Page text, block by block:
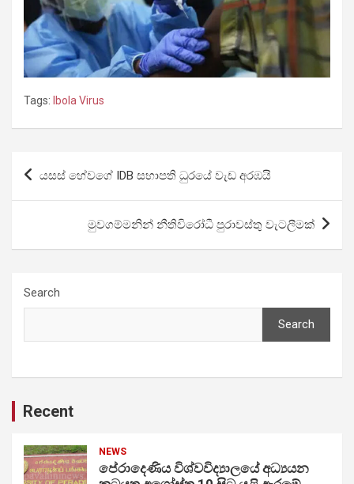
Tags: Ibola Virus
Post
යසස් හේවගේ IDB සභාපති ධුරයේ වැඩ අරඹයි
මුවගම්මනින් නීතිවිරෝධී පුරාවස්තු වැටලීමක්
Search
Search
Recent
NEWS
පේරාදෙණිය විශ්වවිද්‍යාලයේ අධ්‍යයන